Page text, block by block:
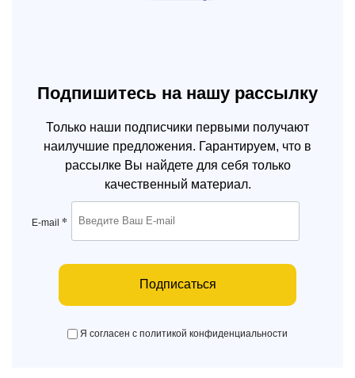
Подпишитесь на нашу рассылку
Только наши подписчики первыми получают
наилучшие предложения. Гарантируем, что в
рассылке Вы найдете для себя только
качественный материал.
E-mail *
Подписаться
Я согласен с политикой конфиденциальности